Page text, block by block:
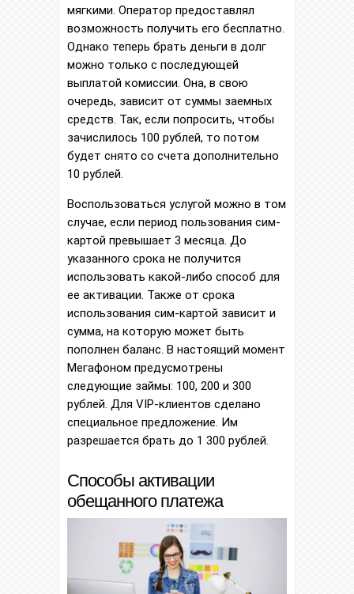
мягкими. Оператор предоставлял
возможность получить его бесплатно.
Однако теперь брать деньги в долг
можно только с последующей
выплатой комиссии. Она, в свою
очередь, зависит от суммы заемных
средств. Так, если попросить, чтобы
зачислилось 100 рублей, то потом
будет снято со счета дополнительно
10 рублей.
Воспользоваться услугой можно в том
случае, если период пользования сим-
картой превышает 3 месяца. До
указанного срока не получится
использовать какой-либо способ для
ее активации. Также от срока
использования сим-картой зависит и
сумма, на которую может быть
пополнен баланс. В настоящий момент
Мегафоном предусмотрены
следующие займы: 100, 200 и 300
рублей. Для VIP-клиентов сделано
специальное предложение. Им
разрешается брать до 1 300 рублей.
Способы активации
обещанного платежа